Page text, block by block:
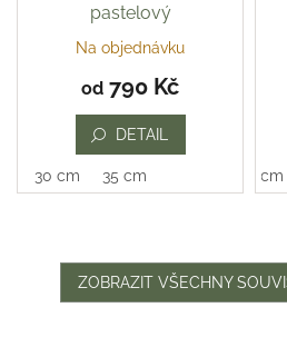
pastelový
Na objednávku
od 790 Kč
DETAIL
30 cm 35 cm
5
25 cm
ZOBRAZIT VŠECHNY